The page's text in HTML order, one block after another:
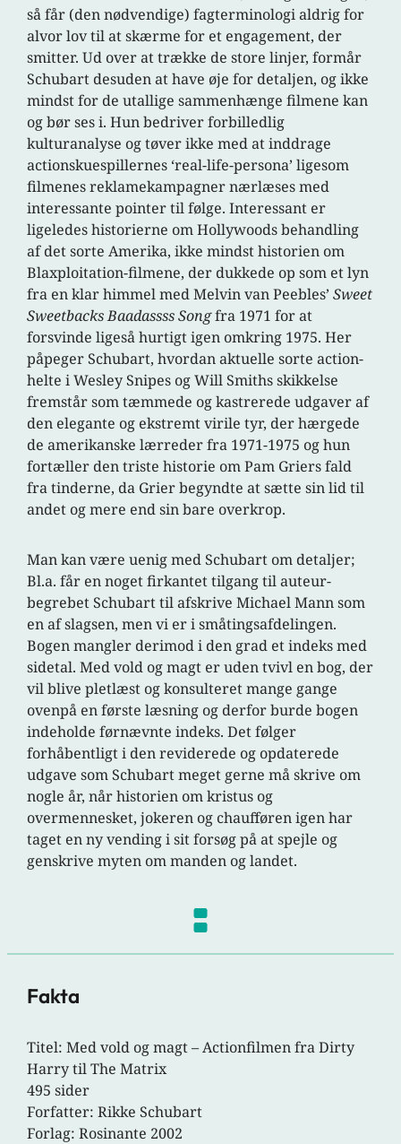
så får (den nødvendige) fagterminologi aldrig for
alvor lov til at skærme for et engagement, der
smitter. Ud over at trække de store linjer, formår
Schubart desuden at have øje for detaljen, og ikke
mindst for de utallige sammenhænge filmene kan
og bør ses i. Hun bedriver forbilledlig
kulturanalyse og tøver ikke med at inddrage
actionskuespillernes ‘real-life-persona’ ligesom
filmenes reklamekampagner nærlæses med
interessante pointer til følge. Interessant er
ligeledes historierne om Hollywoods behandling
af det sorte Amerika, ikke mindst historien om
Blaxploitation-filmene, der dukkede op som et lyn
fra en klar himmel med Melvin van Peebles’Sweet
Sweetbacks Baadassss Songfra 1971 for at
forsvinde ligeså hurtigt igen omkring 1975. Her
påpeger Schubart, hvordan aktuelle sorte action-
helte i Wesley Snipes og Will Smiths skikkelse
fremstår som tæmmede og kastrerede udgaver af
den elegante og ekstremt virile tyr, der hærgede
de amerikanske lærreder fra 1971-1975 og hun
fortæller den triste historie om Pam Griers fald
fra tinderne, da Grier begyndte at sætte sin lid til
andet og mere end sin bare overkrop.
Man kan være uenig med Schubart om detaljer;
Bl.a. får en noget firkantet tilgang til auteur-
begrebet Schubart til afskrive Michael Mann som
en af slagsen, men vi er i småtingsafdelingen.
Bogen mangler derimod i den grad et indeks med
sidetal. Med vold og magt er uden tvivl en bog, der
vil blive pletlæst og konsulteret mange gange
ovenpå en første læsning og derfor burde bogen
indeholde førnævnte indeks. Det følger
forhåbentligt i den reviderede og opdaterede
udgave som Schubart meget gerne må skrive om
nogle år, når historien om kristus og
overmennesket, jokeren og chaufføren igen har
taget en ny vending i sit forsøg på at spejle og
genskrive myten om manden og landet.
Fakta
Titel: Med vold og magt – Actionfilmen fra Dirty
Harry til The Matrix
495 sider
Forfatter: Rikke Schubart
Forlag: Rosinante 2002